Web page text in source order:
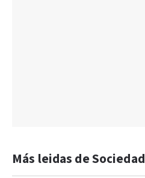
Más leidas de Sociedad